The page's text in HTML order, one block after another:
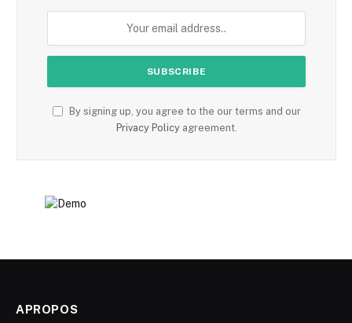
By signing up, you agree to the our terms and our
Privacy Policyagreement.
APROPOS